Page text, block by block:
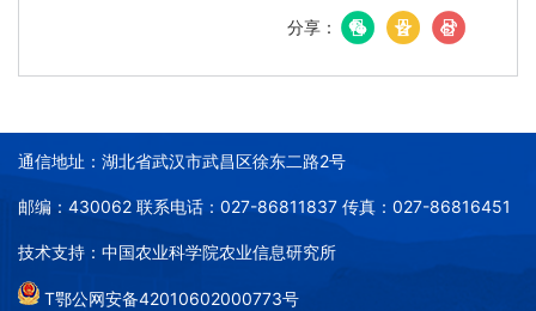
分享：
通信地址：湖北省武汉市武昌区徐东二路2号
邮编：430062 联系电话：027-86811837 传真：027-86816451
技术支持：中国农业科学院农业信息研究所
T鄂公网安备42010602000773号